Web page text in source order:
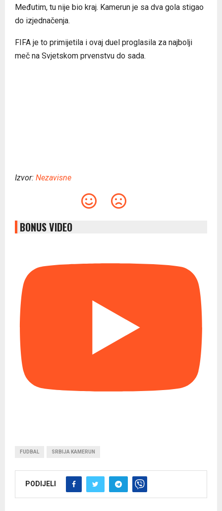
Međutim, tu nije bio kraj. Kamerun je sa dva gola stigao
do izjednačenja.
FIFA je to primijetila i ovaj duel proglasila za najbolji
meč na Svjetskom prvenstvu do sada.
Izvor: Nezavisne
BONUS VIDEO
FUDBAL SRBIJA KAMERUN
PODIJELI